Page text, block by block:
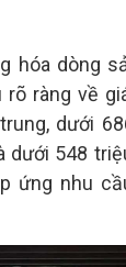
hóa dòng
ràng về
dưới
dưới 548
ứng nhu